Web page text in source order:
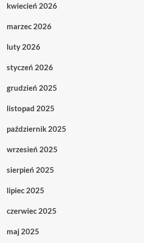
kwiecień 2026
marzec 2026
luty 2026
styczeń 2026
grudzień 2025
listopad 2025
październik 2025
wrzesień 2025
sierpień 2025
lipiec 2025
czerwiec 2025
maj 2025